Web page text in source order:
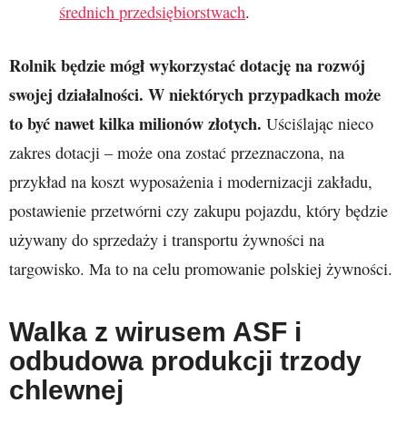
średnich przedsiębiorstwach.
Rolnik będzie mógł wykorzystać dotację na rozwój
swojej działalności. W niektórych przypadkach może
to być nawet kilka milionów złotych. Uściślając nieco
zakres dotacji – może ona zostać przeznaczona, na
przykład na koszt wyposażenia i modernizacji zakładu,
postawienie przetwórni czy zakupu pojazdu, który będzie
używany do sprzedaży i transportu żywności na
targowisko. Ma to na celu promowanie polskiej żywności.
Walka z wirusem ASF i
odbudowa produkcji trzody
chlewnej